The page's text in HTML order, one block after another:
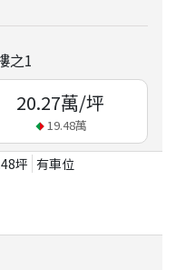
之1
20.27萬/坪
19.48萬
坪 有車位